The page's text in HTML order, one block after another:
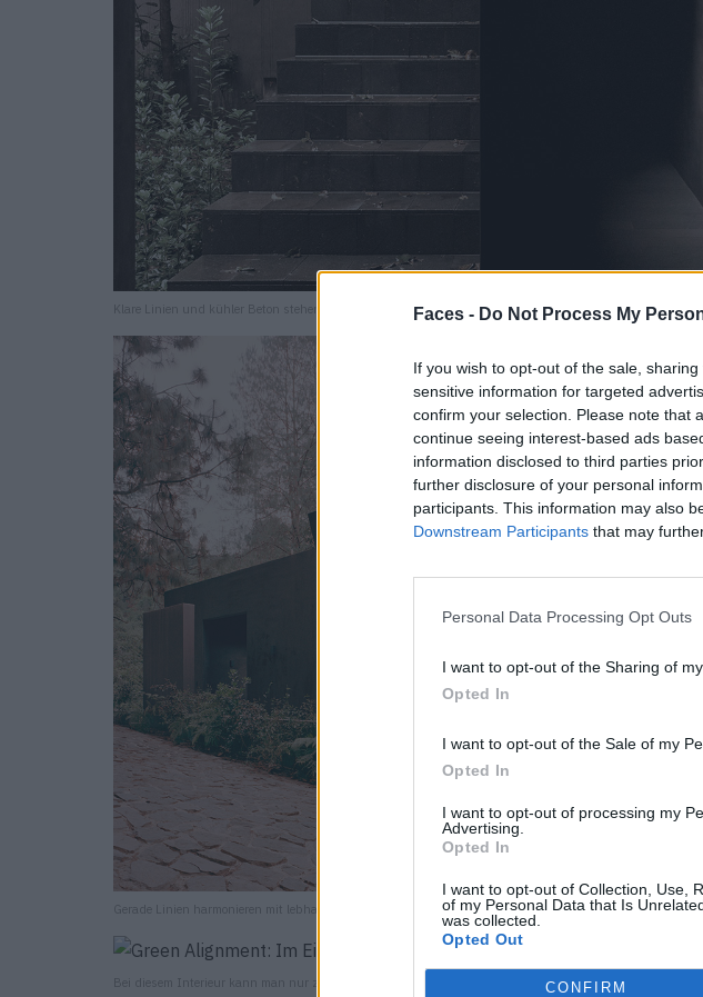
Faces - Do Not Process My
If you wish to opt-out of the sale,
sensitive information for targeted
confirm your selection. Please note that
continue seeing interest-based ads
information disclosed to third parties
further disclosure of your personal
participants. This information may also
Downstream Participants that may
Personal Data Processing Opt Outs
I want to opt-out of the Sharing of
Opted In
I want to opt-out of the Sale of my
Opted In
I want to opt-out of processing my
Advertising.
Opted In
I want to opt-out of Collection, Use,
of my Personal Data that Is
was collected.
Opted Out
CONFIRM
Klare Linien und kühler Beton stehen im Kontrast zum saftigen Dschungel.
Gerade Linien harmonieren mit lebhaften Bäumen.
Bei den Bauarbeiten kam ein
Bauwerkes wurde.
Bei diesem Interieur kann man nur zur Ruhe kommen.